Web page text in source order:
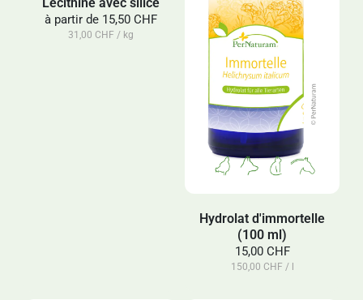
à partir de15,50 CHF
31,00 CHF / kg
Hydrolat d'immortelle
(100 ml)
15,00 CHF
150,00 CHF / l